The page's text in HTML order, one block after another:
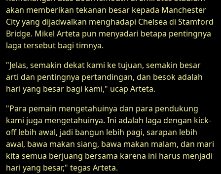
akan memberikan tekanan besar kepada Manchester
City yang dijadwalkan menghadapi Chelsea di Stamford
Bridge. Mikel Arteta pun menyadari betapa pentingnya
laga tersebut bagi timnya.
"Jelas, semakin dekat kami ke tujuan, semakin besar
arti dan pentingnya pertandingan, dan besok adalah
hari yang besar bagi kami," ucap Arteta.
"Para pemain mengetahuinya dan para pendukung
kami juga mengetahuinya. Ini adalah laga dengan kick-
off lebih awal, jadi bangun lebih pagi, sarapan lebih
awal, bawa makan siang, bawa makan malam, dan mari
kita semua berjuang bersama karena ini harus menjadi
hari yang besar," tegas Arteta.